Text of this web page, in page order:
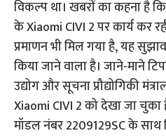
विकल्प था। खबरों का कहना है
के Xiaomi CIVI 2 पर कार्य कर
प्रमाणन भी मिल गया है, यह
किया जाने वाला है। जाने-माने
उद्योग और सूचना प्रौद्योगिकी
Xiaomi CIVI 2 को देखा जा चुका
मॉडल नंबर 2209129SC के साथ